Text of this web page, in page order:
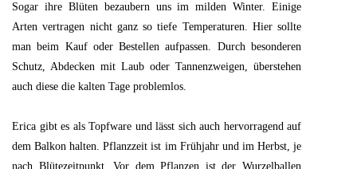
Sogar ihre Blüten bezaubern uns im milden Winter. Einige
Arten vertragen nicht ganz so tiefe Temperaturen. Hier sollte
man beim Kauf oder Bestellen aufpassen. Durch besonderen
Schutz, Abdecken mit Laub oder Tannenzweigen, überstehen
auch diese die kalten Tage problemlos.
Erica gibt es als Topfware und lässt sich auch hervorragend auf
dem Balkon halten. Pflanzzeit ist im Frühjahr und im Herbst, je
nach Blütezeitpunkt. Vor dem Pflanzen ist der Wurzelballen